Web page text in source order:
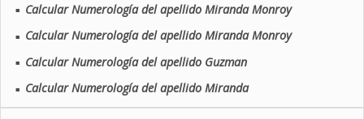
■ Calcular Numerología del apellido Miranda Monroy
■ Calcular Numerología del apellido Miranda Monroy
■ Calcular Numerología del apellido Guzman
■ Calcular Numerología del apellido Miranda